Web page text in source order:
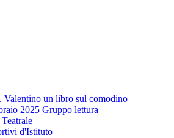
Valentino un libro sul comodino
2025 Gruppo lettura
d'Istituto